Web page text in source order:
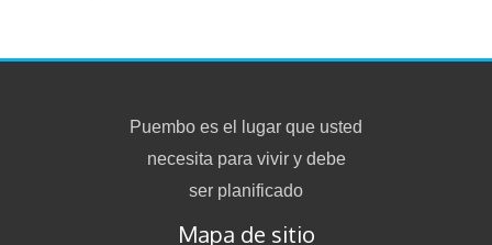
Puembo es el lugar que usted
necesita para vivir y debe
ser planificado
Mapa de sitio